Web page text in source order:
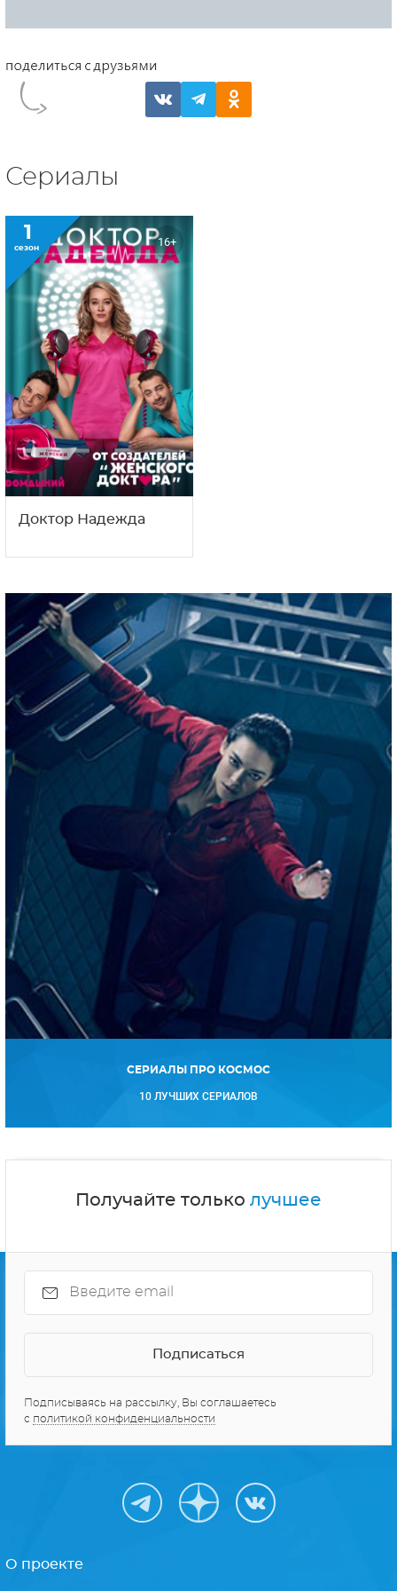
Сериалы
1
сезон 16+
Доктор Надежда
СЕРИАЛЫ ПРО КОСМОС
10 ЛУЧШИХ СЕРИАЛОВ
Получайте только лучшее
Подписываясь на рассылку, Вы соглашаетесь
с политикой конфиденциальности
О проекте